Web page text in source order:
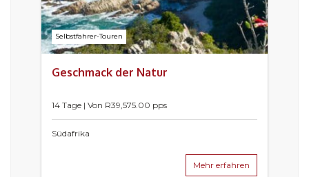
Selbstfahrer-Touren
Geschmack der Natur
14 Tage | Von R39,575.00 pps
Südafrika
Mehr erfahren